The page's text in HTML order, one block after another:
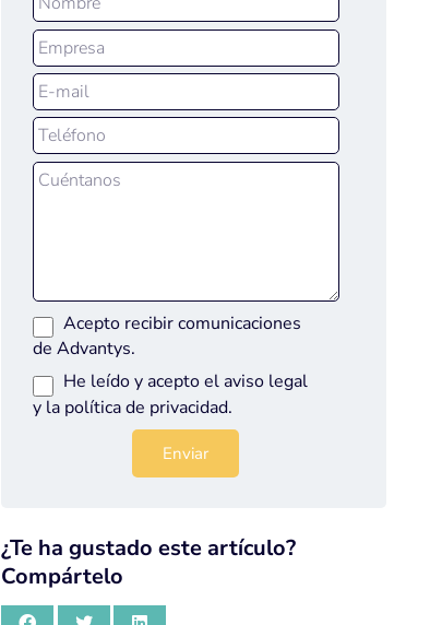
Acepto recibir comunicaciones
de Advantys.
He leído y acepto el aviso legal
y la política de privacidad.
¿Te ha gustado este artículo?
Compártelo